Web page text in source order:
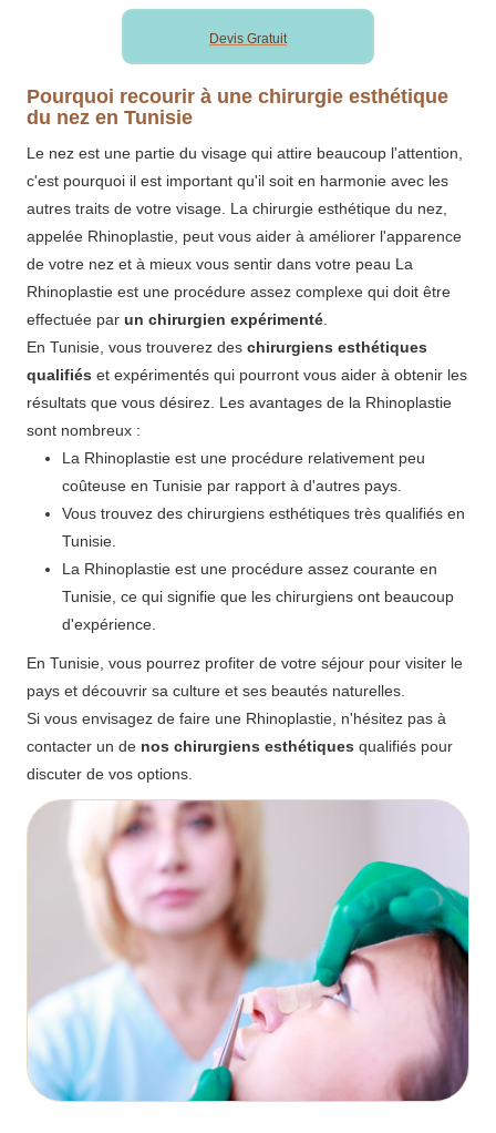
Devis Gratuit
Pourquoi recourir à une chirurgie esthétique
du nez en Tunisie
Le nez est une partie du visage qui attire beaucoup l'attention,
c'est pourquoi il est important qu'il soit en harmonie avec les
autres traits de votre visage. La chirurgie esthétique du nez,
appelée Rhinoplastie, peut vous aider à améliorer l'apparence
de votre nez et à mieux vous sentir dans votre peau La
Rhinoplastie est une procédure assez complexe qui doit être
effectuée par un chirurgien expérimenté
En Tunisie, vous trouverez des chirurgiens esthétiques
qualifiés et expérimentés qui pourront vous aider à obtenir les
résultats que vous désirez. Les avantages de la Rhinoplastie
sont nombreux :
La Rhinoplastie est une procédure relativement peu
coûteuse en Tunisie par rapport à d'autres pays.
Vous trouvez des chirurgiens esthétiques très qualifiés en
Tunisie.
La Rhinoplastie est une procédure assez courante en
Tunisie, ce qui signifie que les chirurgiens ont beaucoup
d'expérience.
En Tunisie, vous pourrez profiter de votre séjour pour visiter le
pays et découvrir sa culture et ses beautés naturelles.
Si vous envisagez de faire une Rhinoplastie, n'hésitez pas à
contacter un de nos chirurgiens esthétiques qualifiés pour
discuter de vos options.